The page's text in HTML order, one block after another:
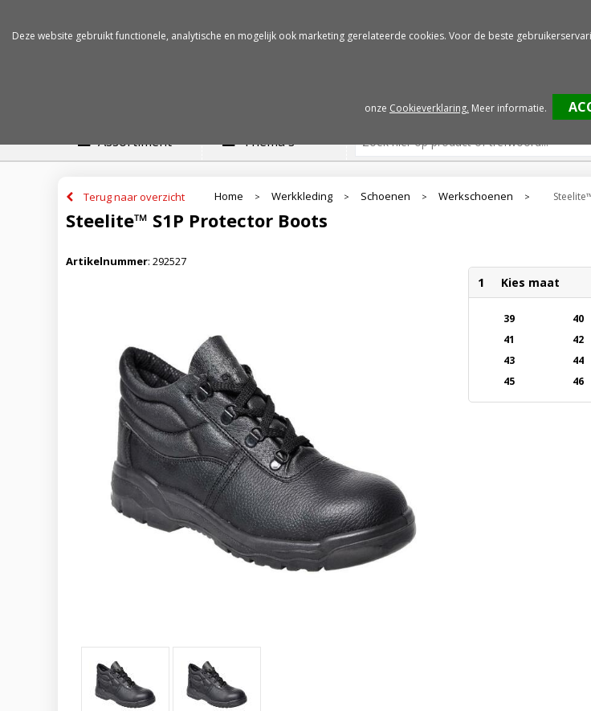
Assortiment Thema's
Terug naar overzicht Home > Werkkleding > Schoenen > Werkschoenen >
Steelite™ S1P Protector Boots
Artikelnummer: 292527
1 Kies maat
39
40
41
42
43
44
45
46
Deze website gebruikt functionele, analytische en mogelijk ook marketing gerelateerde cookies. Voor de beste
onze Cookieverklaring. Meer informatie.